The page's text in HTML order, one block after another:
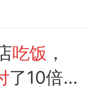
吃饭 ，
了10倍。